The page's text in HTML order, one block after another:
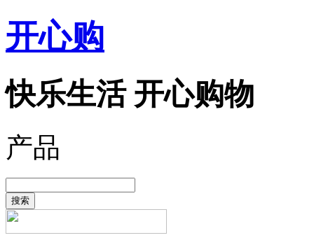
开心购
快乐生活 开心购物
产品
搜索